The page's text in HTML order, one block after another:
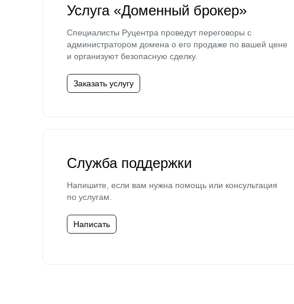
Услуга «Доменный брокер»
Специалисты Руцентра проведут переговоры с
администратором домена о его продаже по вашей цене
и организуют безопасную сделку.
Заказать услугу
Служба поддержки
Напишите, если вам нужна помощь или консультация
по услугам.
Написать